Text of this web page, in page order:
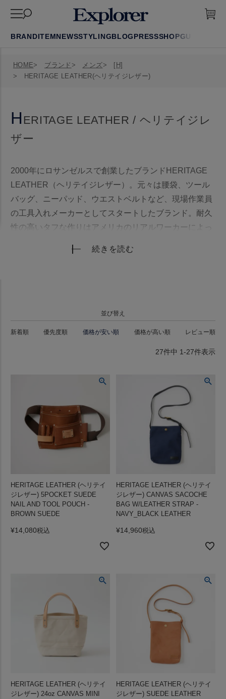
BRANDITEMNEWSSTYLINGBLOGPRESSSHOPGUIDE
HOME ブランド メンズ
[H]
HERITAGE LEATHER(ヘリテイジレザー)
H ERITAGE LEATHER / ヘリテイジレ
ザー
2000年にロサンゼルスで創業したブランドHERITAGE
LEATHER（ヘリテイジレザー）。元々は腰袋、ツール
バッグ、ニーパッド、ウエストベルトなど、現場作業員
の工具入れメーカーとしてスタートしたブランド。耐久
性の高いタフな作りはアメリカのリアルワーカーによっ
ロダクトを生産する数少ないファクトリーブランドが
続きを読む
並び替え
新着順 優先度順 価格が安い順 価格が高い順 レビュー順
27件中 1-27件表示
HERITAGE LEATHER (ヘリテイ
ジレザー) 5POCKET SUEDE
NAIL AND TOOL POUCH -
BROWN SUEDE
¥14,080税込
HERITAGE LEATHER (ヘリテイ
ジレザー) CANVAS SACOCHE
BAG W/LEATHER STRAP -
NAVY_BLACK LEATHER
¥14,960税込
HERITAGE LEATHER (ヘリテイ
ジレザー) 24oz CANVAS MINI
HERITAGE LEATHER (ヘリテイ
ジレザー) SUEDE LEATHER